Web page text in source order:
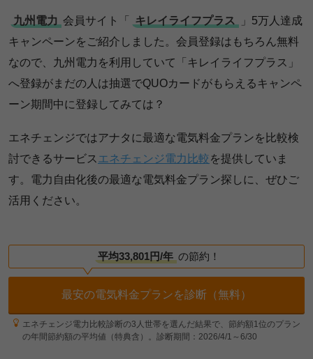
九州電力 会員サイト「 キレイライフプラス
」5万人達成
キャンペーンをご紹介しました。会員登録はもちろん無料
なので、九州電力を利用していて「キレイライフプラス」
へ登録がまだの人は抽選でQUOカードがもらえるキャンペ
ーン期間中に登録してみては？
エネチェンジではアナタに最適な電気料金プランを比較検
討できるサービスエネチェンジ電力比較を提供していま
す。電力自由化後の最適な電気料金プラン探しに、ぜひご
活用ください。
平均33,801円/年 の節約！
最安の電気料金プランを診断（無料）
エネチェンジ電力比較診断の3人世帯を選んだ結果で、節約額1位のプラン
の年間節約額の平均値（特典含）。診断期間：2026/4/1～6/30